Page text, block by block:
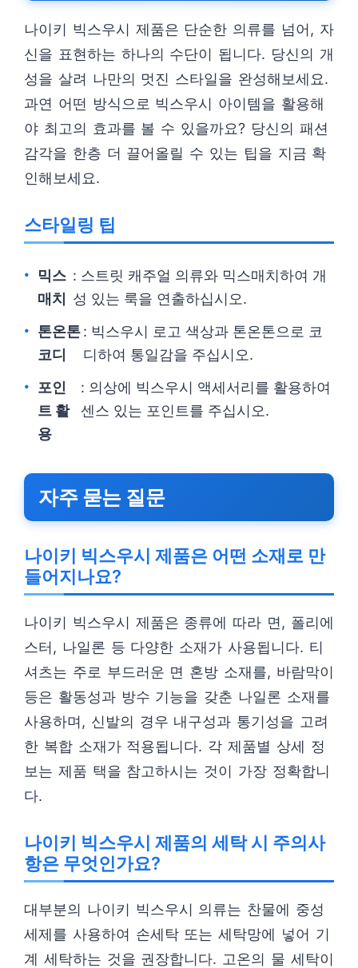
나이키 빅스우시 제품은 단순한 의류를 넘어, 자
신을 표현하는 하나의 수단이 됩니다. 당신의 개
성을 살려 나만의 멋진 스타일을 완성해보세요.
과연 어떤 방식으로 빅스우시 아이템을 활용해
야 최고의 효과를 볼 수 있을까요? 당신의 패션
감각을 한층 더 끌어올릴 수 있는 팁을 지금 확
인해보세요.
스타일링 팁
믹스
매치
: 스트릿 캐주얼 의류와 믹스매치하여 개
성 있는 룩을 연출하십시오.
톤온톤
코디
: 빅스우시 로고 색상과 톤온톤으로 코
디하여 통일감을 주십시오.
포인
트 활
용
: 의상에 빅스우시 액세서리를 활용하여
센스 있는 포인트를 주십시오.
자주 묻는 질문
나이키 빅스우시 제품은 어떤 소재로 만
들어지나요?
나이키 빅스우시 제품은 종류에 따라 면, 폴리에
스터, 나일론 등 다양한 소재가 사용됩니다. 티
셔츠는 주로 부드러운 면 혼방 소재를, 바람막이
등은 활동성과 방수 기능을 갖춘 나일론 소재를
사용하며, 신발의 경우 내구성과 통기성을 고려
한 복합 소재가 적용됩니다. 각 제품별 상세 정
보는 제품 택을 참고하시는 것이 가장 정확합니
다.
나이키 빅스우시 제품의 세탁 시 주의사
항은 무엇인가요?
대부분의 나이키 빅스우시 의류는 찬물에 중성
세제를 사용하여 손세탁 또는 세탁망에 넣어 기
계 세탁하는 것을 권장합니다. 고온의 물 세탁이